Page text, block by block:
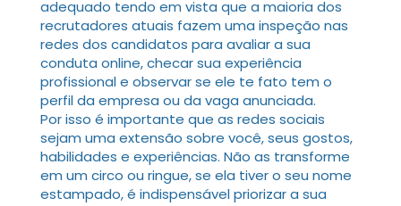
adequado tendo em vista que a maioria dos
recrutadores atuais fazem uma inspeção nas
redes dos candidatos para avaliar a sua
conduta online, checar sua experiência
profissional e observar se ele te fato tem o
perfil da empresa ou da vaga anunciada.
Por isso é importante que as redes sociais
sejam uma extensão sobre você, seus gostos,
habilidades e experiências. Não as transforme
em um circo ou ringue, se ela tiver o seu nome
estampado, é indispensável priorizar a sua